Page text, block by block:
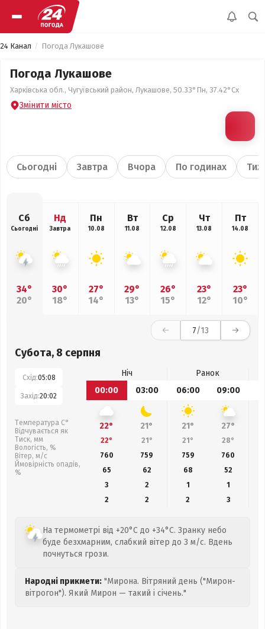
24 Канал Погода Лукашове
Погода Лукашове
Харківська обл., Чугуївський район, Лукашове, 50.33°Пн, 37.42°Сх
Змінити місто
Сьогодні Завтра Вчора По годинах
Сб
Сьогодні
34°
20°
Нд
Завтра
30°
18°
Пн
10.08
27°
14°
Вт
11.08
29°
13°
Ср
12.08
26°
15°
Чт
13.08
23°
12°
Пт
14.08
23°
10°
7/13
Субота, 8 серпня
Схід:05:08
Захід:20:02
Температура С°
Відчувається як
Тиск, мм
Вологість, %
Вітер, м/с
Ймовірність опадів,
%
Ніч
Ранок
00:00
03:00 06:00 09:00
22° 21° 21° 27°
22° 21° 21° 28°
760
759 759 760
65
62 68 52
3
2 1
1
2
2 2 3
На термометрі від +20°C до +34°C. Зранку небо
буде безхмарним, слабкий вітер до 3 м/с. Вдень
почнуться грози.
Народні прикмети: "Мирона. Вітряний день ("Мирон-
вітрогон"). Який Мирон — такий і січень."